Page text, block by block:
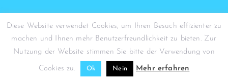
© Simona Stohrer - 2026
Diese Website verwendet Cookies, um Ihren Besuch effizienter zu
machen und Ihnen mehr Benutzerfreundlichkeit zu bieten. Zur
Nutzung der Website stimmen Sie bitte der Verwendung von
Cookies zu. Ok Nein Mehr erfahren